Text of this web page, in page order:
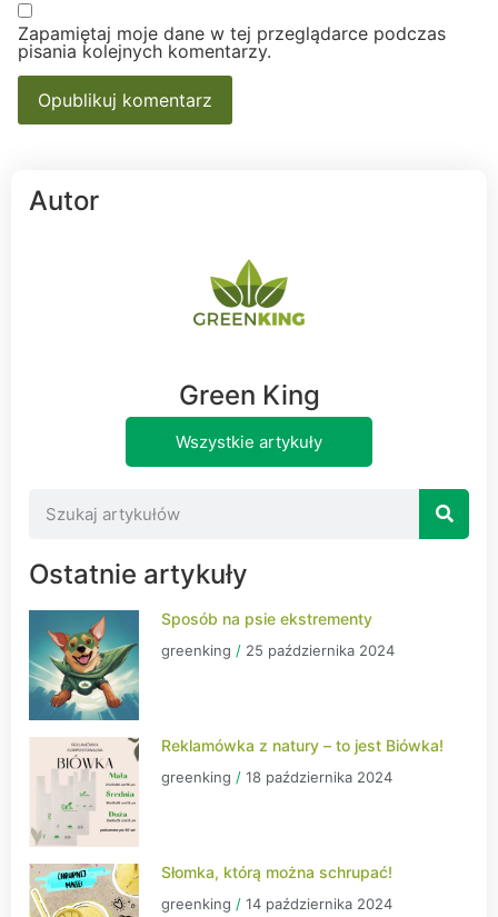
Zapamiętaj moje dane w tej przeglądarce podczas
pisania kolejnych komentarzy.
Autor
Green King
Wszystkie artykuły
Ostatnie artykuły
Sposób na psie ekstrementy
greenking 25 października 2024
Reklamówka z natury – to jest Biówka!
greenking 18 października 2024
Słomka, którą można schrupać!
greenking 14 października 2024